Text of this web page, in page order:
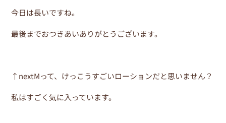
今日は長いですね。
最後までおつきあいありがとうございます。
↑nextMって、けっこうすごいローションだと思いません？
私はすごく気に入っています。